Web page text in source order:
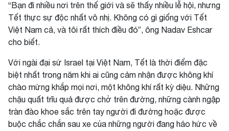
“Bạn đi nhiều nơi trên thế giới và sẽ thấy nhiều lễ hội, nhưng
Tết thực sự độc nhất vô nhị. Không có gì giống với Tết
Việt Nam cả, và tôi rất thích điều đó”, ông Nadav Eshcar
cho biết.
Với ngài đại sứ Israel tại Việt Nam, Tết là thời điểm đặc
biệt nhất trong năm khi ai cũng cảm nhận được không khí
chào mừng khắp mọi nơi, một không khí rất kỳ diệu. Những
chậu quất trĩu quả được chở trên đường, những cành ngập
tràn đào khoe sắc trên tay người đi đường hoặc được
buộc chắc chắn sau xe của những người đang háo hức về